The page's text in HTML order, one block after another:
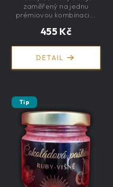
čokoláda, 1x kaše s
jogurtem
455 Kč
DETAIL
zaměřený na jednu
prémiovou kombinaci...
Tip